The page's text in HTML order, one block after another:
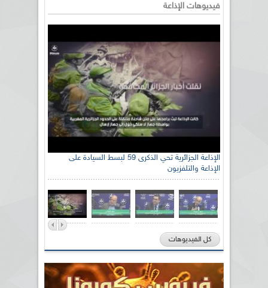
فيديوهات الإذاعة
الإذاعة الجزائرية تحي الذكرى 59 لبسط السيادة على
الإذاعة والتلفزيون
كل الفيديوهات